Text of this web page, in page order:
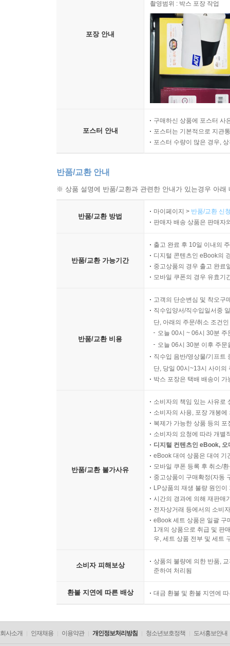
포장 안내
촬영범위 : 박스 포장 작업
포스터 안내
구매하신 상품에 포스터 사
포스터는 기본적으로 지관
포스터 수량이 많은 경우,
반품/교환 안내
※ 상품 설명에 반품/교환과 관련한 안내가 있는경우 아
반품/교환 방법
마이페이지 > 반품/교환 신
판매자 배송 상품은 판매자
반품/교환 가능기간
출고 완료 후 10일 이내의
디지털 콘텐츠인 eBook의
중고상품의 경우 출고 완료
모바일 쿠폰의 경우 유효기
반품/교환 비용
고객의 단순변심 및 착오구
직수입양서/직수입일서중
단, 아래의 주문/취소 조건
오늘 00시 ~ 06시 30분
오늘 06시 30분 이후 주
직수입 음반/영상물/기프트
단, 당일 00시~13시 사이의
박스 포장은 택배 배송이
반품/교환 불가사유
소비자의 책임 있는 사유로
소비자의 사용, 포장 개봉
복제가 가능한 상품 등의
소비자의 요청에 따라 개별
디지털 컨텐츠인 eBook,
eBook 대여 상품은 대여 기
모바일 쿠폰 등록 후 취소/
중고상품이 구매확정(자동
LP상품의 재생 불량 원인
시간의 경과에 의해 재판매
전자상거래 등에서의 소비
eBook 세트 상품은 일괄 구
1개의 상품으로 취급 및 판
우, 세트 상품 전부 및 세트
소비자 피해보상
상품의 불량에 의한 반품,
준하여 처리됨
환불 지연에 따른 배상 대금 환불 및 환불 지연에
회사소개 인재채용 이용약관 개인정보처리방침 청소년보호정책 도서홍보안내